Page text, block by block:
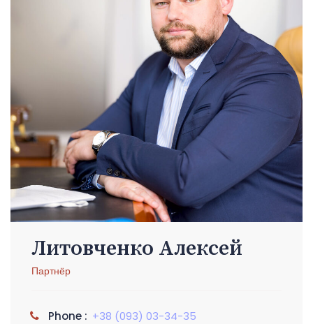
Литовченко Алексей
Партнёр
Phone : +38 (093) 03-34-35